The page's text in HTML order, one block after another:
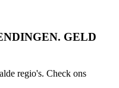
GELD
regio's. Check ons